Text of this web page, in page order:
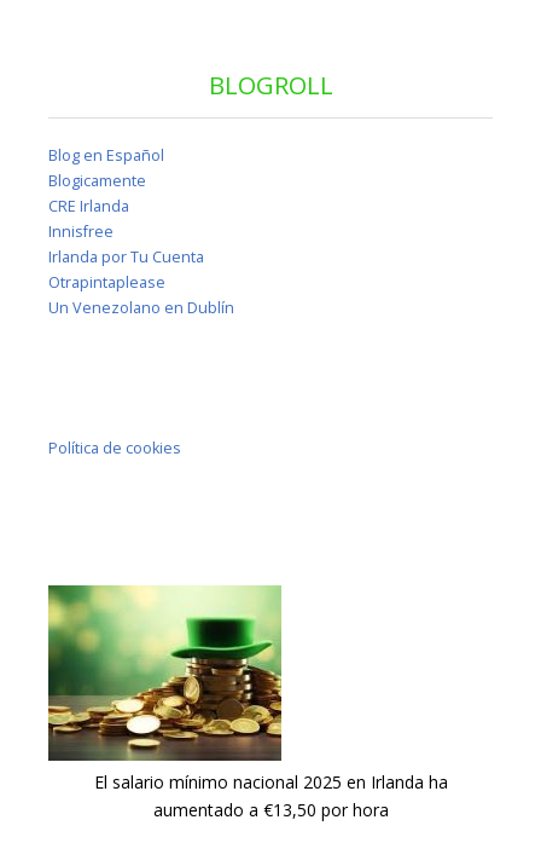
BLOGROLL
Blog en Español
Blogicamente
CRE Irlanda
Innisfree
Irlanda por Tu Cuenta
Otrapintaplease
Un Venezolano en Dublín
Política de cookies
El salario mínimo nacional 2025 en Irlanda ha
aumentado a €13,50 por hora